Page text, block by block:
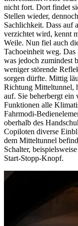
nicht fort. Dort findet
Stellen wieder,
Sachlichkeit. Dass auf
verzichtet wird, kennt
Weile. Nun fiel auch
Tachoeinheit weg.
was jedoch zumindest
weniger störende
sorgen dürfte. Mittig
Richtung Mitteltunnel,
auf. Sie beherbergt ein
Funktionen alle
Fahrmodi-
oberhalb des
Copiloten diverse
dem Mitteltunnel
Schalter,
Start-Stopp-Knopf.